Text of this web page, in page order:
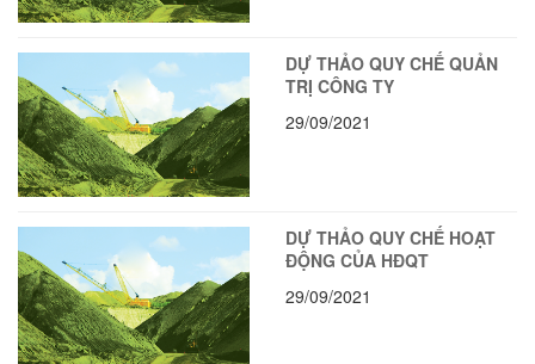
DỰ THẢO QUY CHẾ QUẢN
TRỊ CÔNG TY
29/09/2021
DỰ THẢO QUY CHẾ HOẠT
ĐỘNG CỦA HĐQT
29/09/2021